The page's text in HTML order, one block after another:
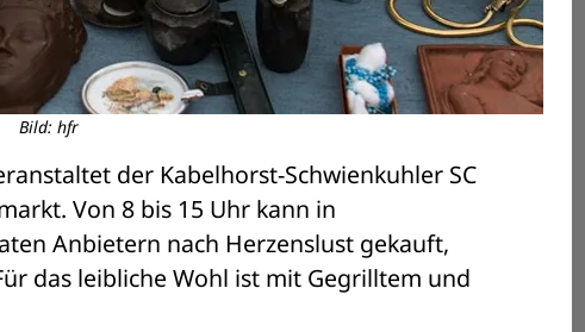
Bild: hfr
der Kabelhorst-Schwienkuhler SC
Von 8 bis 15 Uhr kann in
Anbietern nach Herzenslust gekauft,
das leibliche Wohl ist mit Gegrilltem und